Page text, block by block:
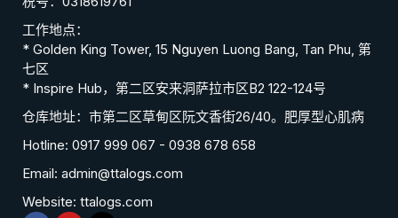
工作地点：
* Golden King Tower, 15 Nguyen Luong Bang, Tan Phu, 第
七区
* Inspire Hub，第二区安来洞萨拉市区B2 122-124号
仓库地址：市第二区草甸区阮文香街26/40。肥厚型心肌病
Hotline: 0917 999 067 - 0938 678 658
Email: admin@ttalogs.com
Website: ttalogs.com